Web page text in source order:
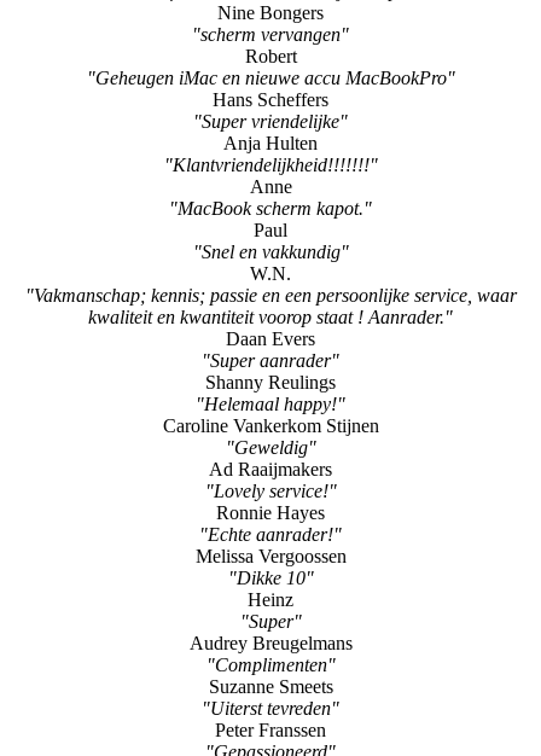
Nine Bongers
"scherm vervangen"
Robert
"Geheugen iMac en nieuwe accu MacBookPro"
Hans Scheffers
"Super vriendelijke"
Anja Hulten
"Klantvriendelijkheid!!!!!!!"
Anne
"MacBook scherm kapot."
Paul
"Snel en vakkundig"
W.N.
"Vakmanschap; kennis; passie en een persoonlijke service, waar
kwaliteit en kwantiteit voorop staat ! Aanrader."
Daan Evers
"Super aanrader"
Shanny Reulings
"Helemaal happy!"
Caroline Vankerkom Stijnen
"Geweldig"
Ad Raaijmakers
"Lovely service!"
Ronnie Hayes
"Echte aanrader!"
Melissa Vergoossen
"Dikke 10"
Heinz
"Super"
Audrey Breugelmans
"Complimenten"
Suzanne Smeets
"Uiterst tevreden"
Peter Franssen
"Gepassioneerd"